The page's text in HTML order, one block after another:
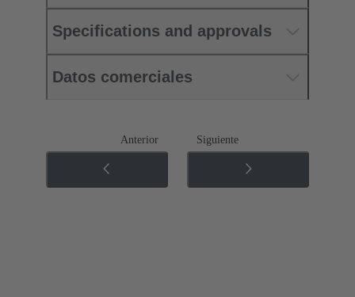
Specifications and approvals
Datos comerciales
Anterior Siguiente